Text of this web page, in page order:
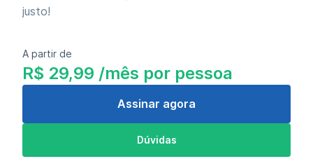
justo!
A partir de
R$ 29,99 /mês por pessoa
Assinar agora
Dúvidas